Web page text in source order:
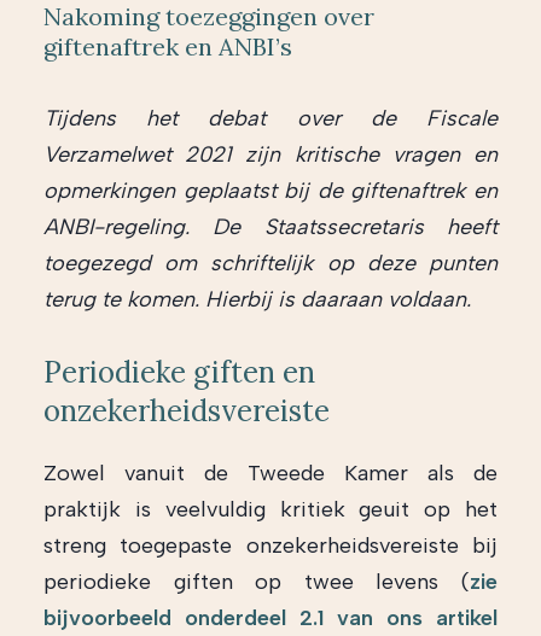
Nakoming toezeggingen over
giftenaftrek en ANBI’s
Tijdens het debat over de Fiscale
Verzamelwet 2021 zijn kritische vragen en
opmerkingen geplaatst bij de giftenaftrek en
ANBI-regeling. De Staatssecretaris heeft
toegezegd om schriftelijk op deze punten
terug te komen. Hierbij is daaraan voldaan.
Periodieke giften en
onzekerheidsvereiste
Zowel vanuit de Tweede Kamer als de
praktijk is veelvuldig kritiek geuit op het
streng toegepaste onzekerheidsvereiste bij
periodieke giften op twee levens (zie
bijvoorbeeld onderdeel 2.1 van ons artikel